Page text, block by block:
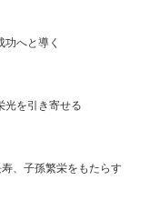
へと導く
光を引き寄せる
、子孫繁栄をもたらす